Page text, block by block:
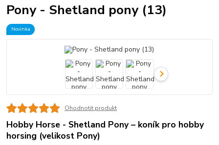
Pony - Shetland pony (13)
Novinka
Ohodnotit produkt
Hobby Horse - Shetland Pony – koník pro hobby
horsing (velikost Pony)